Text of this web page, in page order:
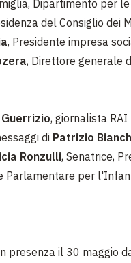
Dipartimento per
del Consiglio dei
, Presidente impresa
, Direttore generale
, giornalista RAI
di Patrizio
Ronzulli, Senatrice,
Parlamentare per
presenza il 30 maggio